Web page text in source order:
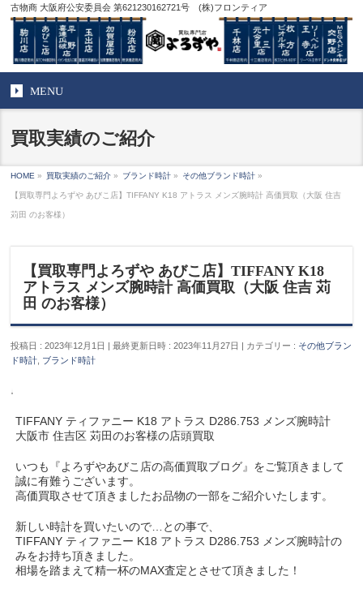
古物商 大阪府公安委員会 第621230162721号 (株)フロンティア
MENU
買取実績のご紹介
HOME » 買取実績のご紹介 » ブランド時計 » その他ブランド時計 »
【買取専門よろずや あびこ店】TIFFANY K18 アトラス メンズ腕時計 高価買取（大阪 住吉
苅田 のお客様）
【買取専門よろずや あびこ店】TIFFANY K18
アトラス メンズ腕時計 高価買取（大阪 住吉 苅
田 のお客様）
投稿日 : 2023年12月1日 最終更新日時 : 2023年11月27日 カテゴリー : その他ブラン
ド時計 ブランド時計
TIFFANY ティファニー K18 アトラス D286.753 メンズ腕時計
大阪市 住吉区 苅田のお客様の店頭買取
いつも『よろずやあびこ店の高価買取ブログ』をご覧頂きまして
誠に有難うございます。
高価買取させて頂きましたお品物の一部をご紹介いたします。
新しい時計を買いたいので…との事で、
TIFFANY ティファニー K18 アトラス D286.753 メンズ腕時計の
みをお持ち頂きました。
相場を踏まえて精一杯のMAX査定とさせて頂きました！